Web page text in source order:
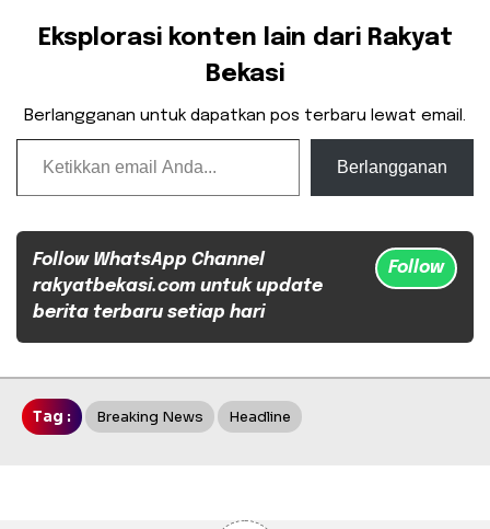
Eksplorasi konten lain dari Rakyat
Bekasi
Berlangganan untuk dapatkan pos terbaru lewat email.
Ketikkan email Anda...
Berlangganan
Follow WhatsApp Channel
rakyatbekasi.com untuk update
berita terbaru setiap hari
Follow
Tag : Breaking News Headline